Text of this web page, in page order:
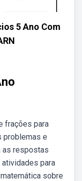
5 Ano Com
frações para
problemas e
as respostas
para
sobre